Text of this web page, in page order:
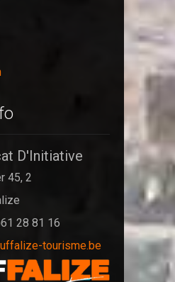
D'Initiative
45, 2
28 81 16
tourisme.be